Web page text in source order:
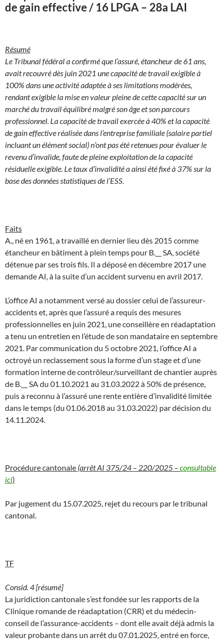
de gain effective / 16 LPGA – 28a LAI
Résumé
Le Tribunal fédéral a confirmé que l’assuré, étancheur de 61 ans,
avait recouvré dès juin 2021 une capacité de travail exigible à
100% dans une activité adaptée à ses limitations modérées,
rendant exigible la mise en valeur pleine de cette capacité sur un
marché du travail équilibré malgré son âge et son parcours
professionnel. La capacité de travail exercée à 40% et la capacité
de gain effective réalisée dans l’entreprise familiale (salaire partiel
incluant un élément social) n’ont pas été retenues pour évaluer le
revenu d’invalide, faute de pleine exploitation de la capacité
résiduelle exigible. Le taux d’invalidité a ainsi été fixé à 37% sur la
base des données statistiques de l’ESS.
Faits
A., né en 1961, a travaillé en dernier lieu dès 2015 comme
étancheur en bâtiment à plein temps pour B.__ SA, société
détenue par ses trois fils. Il a déposé en décembre 2017 une
demande AI, à la suite d’un accident survenu en avril 2017.
L’office AI a notamment versé au dossier celui de l’assureur-
accidents et, après que l’assuré a requis des mesures
professionnelles en juin 2021, une conseillère en réadaptation
a tenu un entretien en l’étude de son mandataire en septembre
2021. Par communication du 5 octobre 2021, l’office AI a
octroyé un reclassement sous la forme d’un stage et d’une
formation interne de contrôleur/surveillant de chantier auprès
de B.__ SA du 01.10.2021 au 31.03.2022 à 50% de présence,
puis a reconnu à l’assuré une rente entière d’invalidité limitée
dans le temps (du 01.06.2018 au 31.03.2022) par décision du
14.11.2024.
Procédure cantonale (arrêtAI 375/24 – 220/2025 –consultable
ici)
Par jugement du 15.07.2025, rejet du recours par le tribunal
cantonal.
TF
Consid. 4 [résumé]
La juridiction cantonale s’est fondée sur les rapports de la
Clinique romande de réadaptation (CRR) et du médecin-
conseil de l’assurance-accidents – dont elle avait déjà admis la
valeur probante dans un arrêt du 07.01.2025, entré en force,